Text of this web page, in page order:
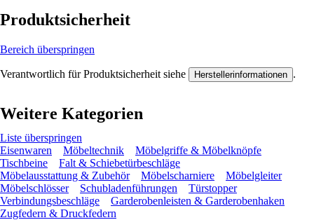
Produktsicherheit
Bereich überspringen
Verantwortlich für Produktsicherheit siehe Herstellerinformationen .
Weitere Kategorien
Liste überspringen
Eisenwaren
Möbeltechnik
Möbelgriffe & Möbelknöpfe
Tischbeine
Falt & Schiebetürbeschläge
Möbelausstattung & Zubehör
Möbelscharniere
Möbelgleiter
Möbelschlösser
Schubladenführungen
Türstopper
Verbindungsbeschläge
Garderobenleisten & Garderobenhaken
Zugfedern & Druckfedern